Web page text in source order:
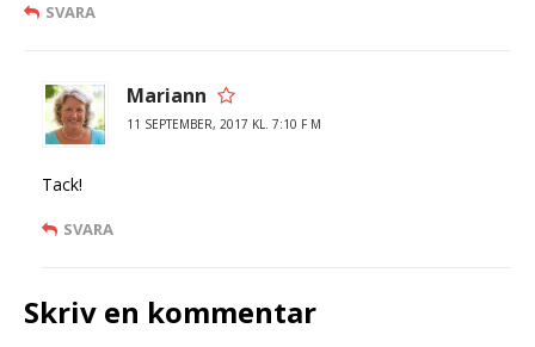
SVARA
Mariann
11 SEPTEMBER, 2017 KL. 7:10 F M
Tack!
SVARA
Skriv en kommentar